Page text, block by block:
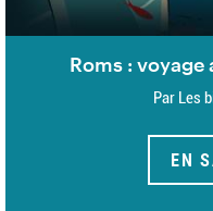
Roms : voyage
Par Les
EN